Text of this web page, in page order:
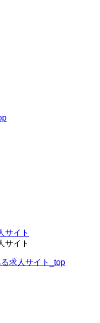
サイト
サイト
求人サイト_top